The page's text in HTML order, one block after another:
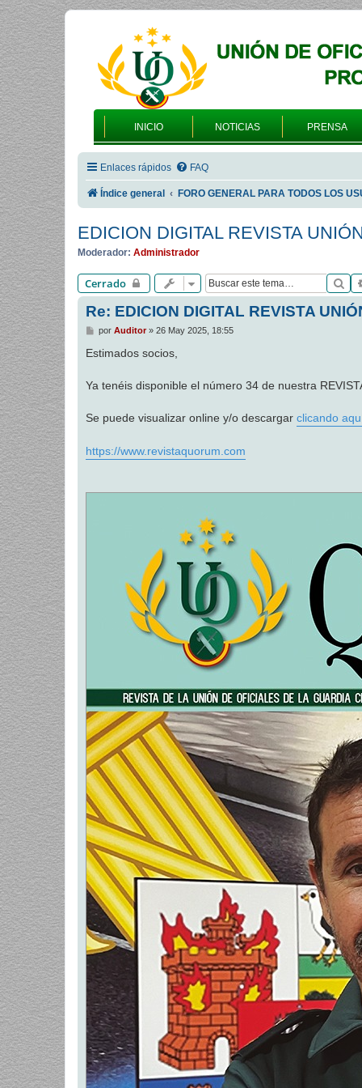
INICIO NOTICIAS PRENSA
Enlaces rápidos FAQ
Índice general FORO GENERAL PARA TODOS LOS
EDICION DIGITAL REVISTA
Moderador: Administrador
Cerrado
Re: EDICION DIGITAL REVISTA
M
n
j
e
por Auditor» 26 May 2025, 18:55
Estimados socios,
Ya tenéis disponible el número 34 de nuestra
Se puede visualizar online y/o descargar clicando
https://www.revistaquorum.com